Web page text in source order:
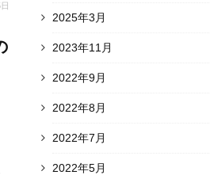
2025年3月
2023年11月
2022年9月
2022年8月
2022年7月
2022年5月